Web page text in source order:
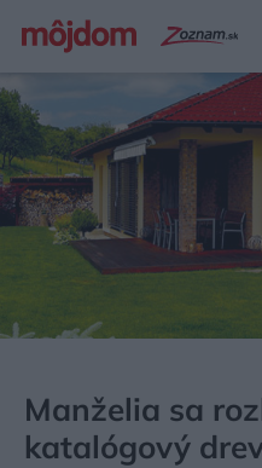
Manželia sa
katalógový